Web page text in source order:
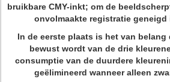
bruikbare CMY-inkt; om de
onvolmaakte registratie geneigd
In de eerste plaats is het van
bewust wordt van de drie
consumptie van de duurdere
geëlimineerd wanneer alleen